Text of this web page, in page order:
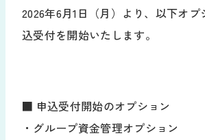
導入の流れ
販売代理店募集
新規/変更申し込み
2026年6月1日（月）より、以下オ
込受付を開始いたします。
■ 申込受付開始のオプション
・グループ資金管理オプション